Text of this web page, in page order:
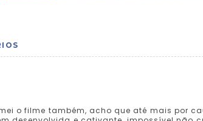
o filme também, acho que até mais por